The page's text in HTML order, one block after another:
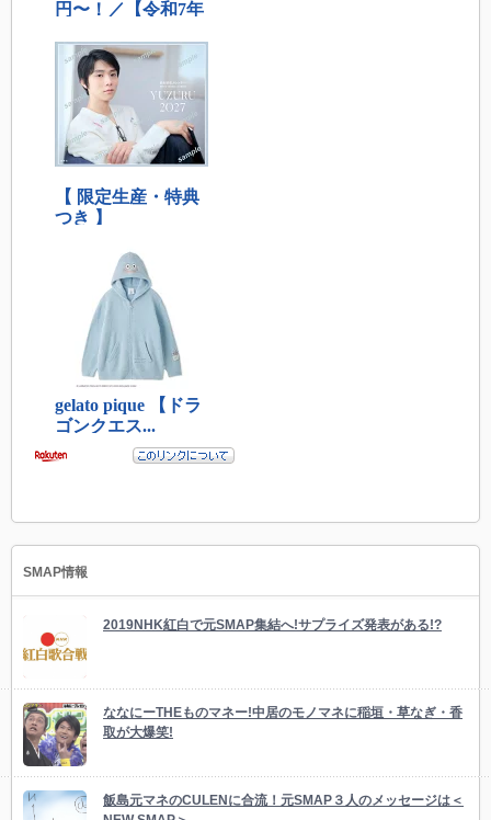
SMAP情報
2019NHK紅白で元SMAP集結へ!サプライズ発表がある!?
ななにーTHEものマネー!中居のモノマネに稲垣・草なぎ・香
取が大爆笑!
飯島元マネのCULENに合流！元SMAP３人のメッセージは＜